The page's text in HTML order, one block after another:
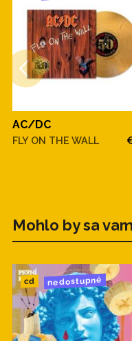
AC/DC
FLY ON THE WALL
Mohlo by sa
cd nedostupné